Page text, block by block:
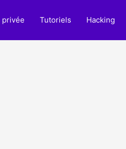
privée Tutoriels Hacking